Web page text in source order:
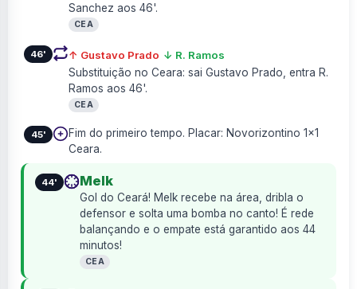
Sanchez aos 46'.
CEA
46' ↑ Gustavo Prado ↓ R. Ramos
Substituição no Ceara: sai Gustavo Prado, entra R.
Ramos aos 46'.
CEA
45'
Fim do primeiro tempo. Placar: Novorizontino 1×1
Ceara.
44' Melk
Gol do Ceará! Melk recebe na área, dribla o
defensor e solta uma bomba no canto! É rede
balançando e o empate está garantido aos 44
minutos!
CEA